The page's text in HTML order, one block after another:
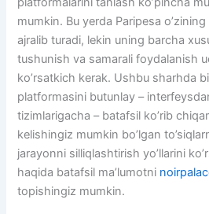
mumkin. Bu yerda Paripesa
ajralib turadi, lekin uning barcha
tushunish va samarali foydalanish
ko’rsatkich kerak. Ushbu sharhda
platformasini butunlay –
tizimlarigacha – batafsil ko’rib
kelishingiz mumkin bo’lgan
jarayonni silliqlashtirish yo’llarini
haqida batafsil ma’lumotni
topishingiz mumkin.